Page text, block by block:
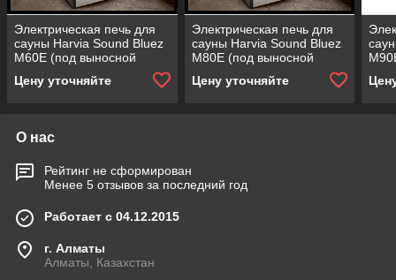
Электрическая печь для
сауны Harvia Sound Bluez
M60E (под выносной
мощность = 6 кВт)
Цену уточняйте
Электрическая печь для
сауны Harvia Sound Bluez
M80E (под выносной
мощность = 8 кВт)
Цену уточняйте
О нас
Рейтинг не сформирован
Менее 5 отзывов за последний год
Работает с 04.12.2015
г. Алматы
Алматы, Казахстан